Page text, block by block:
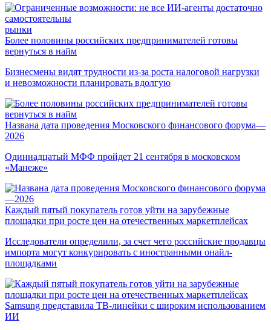
рынки
Более половины российских предпринимателей готовы
вернуться в найм
Бизнесмены видят трудности из-за роста налоговой нагрузки
и невозможности планировать вдолгую
Названа дата проведения Московского финансового форума—
2026
Одиннадцатый МФФ пройдет 21 сентября в московском
«Манеже»
Каждый пятый покупатель готов уйти на зарубежные
площадки при росте цен на отечественных маркетплейсах
Исследователи определили, за счет чего российские продавцы
импорта могут конкурировать с иностранными онайл-
площадками
Samsung представила ТВ-линейки с широким использованием
ИИ